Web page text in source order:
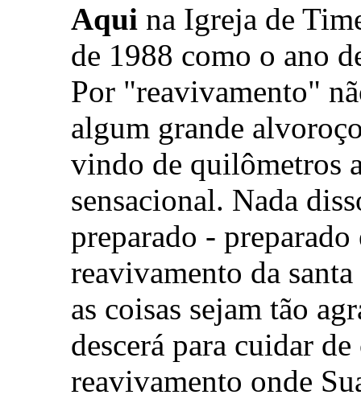
Aqui na Igreja de
de 1988 como o ano
Por "reavivamento"
algum grande
vindo de quilômetros
sensacional. Nada
preparado -
reavivamento da
as coisas sejam tão
descerá para cuidar
reavivamento onde